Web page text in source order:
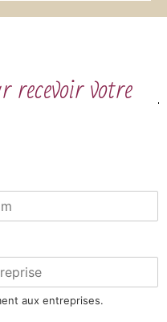
recevoir votre
aux entreprises.